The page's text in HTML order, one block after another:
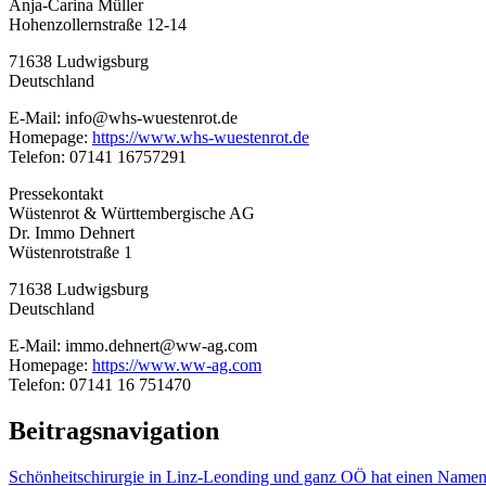
Anja-Carina Müller
Hohenzollernstraße 12-14
71638 Ludwigsburg
Deutschland
E-Mail: info@whs-wuestenrot.de
Homepage: https://www.whs-wuestenrot.de
Telefon: 07141 16757291
Pressekontakt
Wüstenrot & Württembergische AG
Dr. Immo Dehnert
Wüstenrotstraße 1
71638 Ludwigsburg
Deutschland
E-Mail: immo.dehnert@ww-ag.com
Homepage: https://www.ww-ag.com
Telefon: 07141 16 751470
Beitragsnavigation
Schönheitschirurgie in Linz-Leonding und ganz OÖ hat einen